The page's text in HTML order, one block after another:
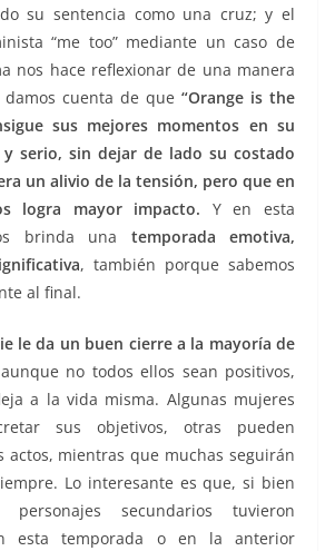
su sentencia como una cruz; y el
“me too” mediante un caso de
nos hace reflexionar de una manera
cuenta de que “Orange is the
sus mejores momentos en su
serio, sin dejar de lado su costado
un alivio de la tensión, pero que en
logra mayor impacto. Y en esta
brinda una temporada emotiva,
, también porque sabemos
al final.
le da un buen cierre a la mayoría de
no todos ellos sean positivos,
a la vida misma. Algunas mujeres
sus objetivos, otras pueden
actos, mientras que muchas seguirán
Lo interesante es que, si bien
secundarios tuvieron
esta temporada o en la anterior